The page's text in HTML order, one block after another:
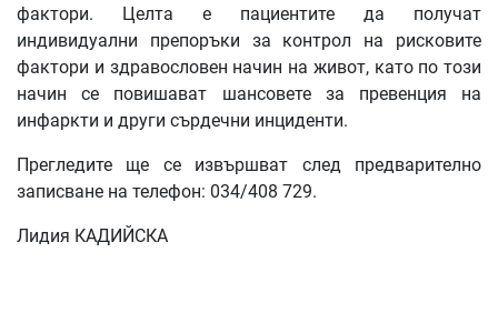
фактори. Целта е пациентите да получат
индивидуални препоръки за контрол на рисковите
фактори и здравословен начин на живот, като по този
начин се повишават шансовете за превенция на
инфаркти и други сърдечни инциденти.
Прегледите ще се извършват след предварително
записване на телефон: 034/408 729.
Лидия КАДИЙСКА